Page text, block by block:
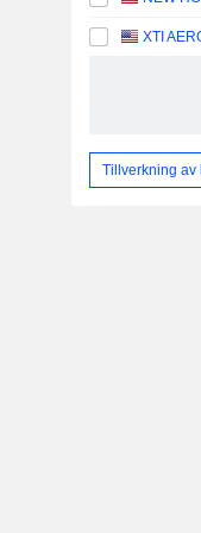
XTI
Tillverkning av